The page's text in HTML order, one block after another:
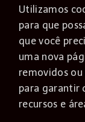
Utilizamos
para que
que você
uma nova
removidos
para garantir
recursos e